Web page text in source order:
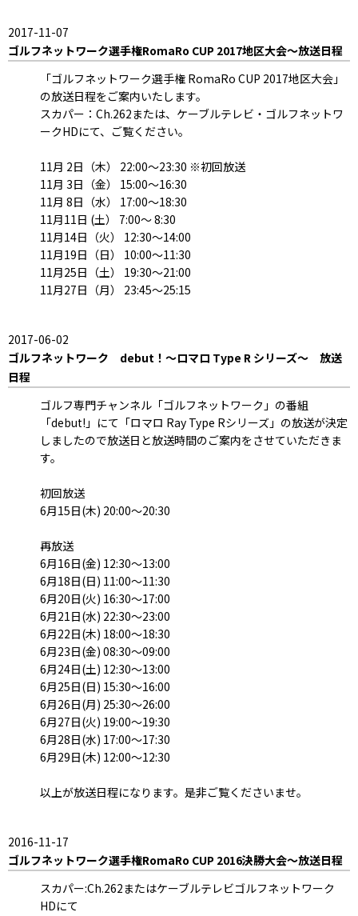
2017-11-07
ゴルフネットワーク選手権RomaRo CUP 2017地区大会～放送日程
「ゴルフネットワーク選手権 RomaRo CUP 2017地区大会」
の放送日程をご案内いたします。
スカパー：Ch.262または、ケーブルテレビ・ゴルフネットワ
ークHDにて、ご覧ください。
11月 2日（木） 22:00～23:30 ※初回放送
11月 3日（金） 15:00～16:30
11月 8日（水） 17:00～18:30
11月11日 (土） 7:00～ 8:30
11月14日（火） 12:30～14:00
11月19日（日） 10:00～11:30
11月25日（土） 19:30～21:00
11月27日（月） 23:45～25:15
2017-06-02
ゴルフネットワーク debut！～ロマロ Type R シリーズ～ 放送
日程
ゴルフ専門チャンネル「ゴルフネットワーク」の番組
「debut!」にて「ロマロ Ray Type Rシリーズ」の放送が決定
しましたので放送日と放送時間のご案内をさせていただきま
す。
初回放送
6月15日(木) 20:00～20:30
再放送
6月16日(金) 12:30～13:00
6月18日(日) 11:00～11:30
6月20日(火) 16:30～17:00
6月21日(水) 22:30～23:00
6月22日(木) 18:00～18:30
6月23日(金) 08:30～09:00
6月24日(土) 12:30～13:00
6月25日(日) 15:30～16:00
6月26日(月) 25:30～26:00
6月27日(火) 19:00～19:30
6月28日(水) 17:00～17:30
6月29日(木) 12:00～12:30
以上が放送日程になります。是非ご覧くださいませ。
2016-11-17
ゴルフネットワーク選手権RomaRo CUP 2016決勝大会～放送日程
スカパー:Ch.262またはケーブルテレビゴルフネットワーク
HDにて